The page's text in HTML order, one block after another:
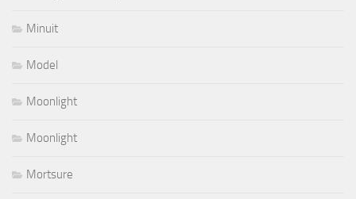
Minuit
Model
Moonlight
Moonlight
Mortsure